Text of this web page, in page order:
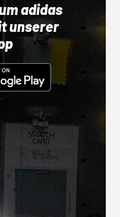
adidas
unserer